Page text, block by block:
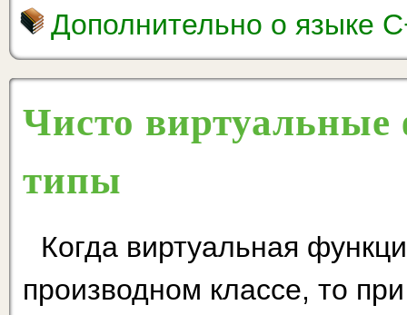
Дополнительно о языке
Чисто
типы
Когда виртуальная
производном классе, то